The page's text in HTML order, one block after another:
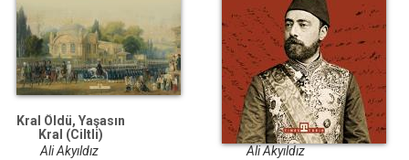
Kral Öldü, Yaşasın
Kral (Ciltli)
Ali Akyıldız
Sadullah Paşa nın
Mektup ve
Yazışmaları
Ali Akyıldız